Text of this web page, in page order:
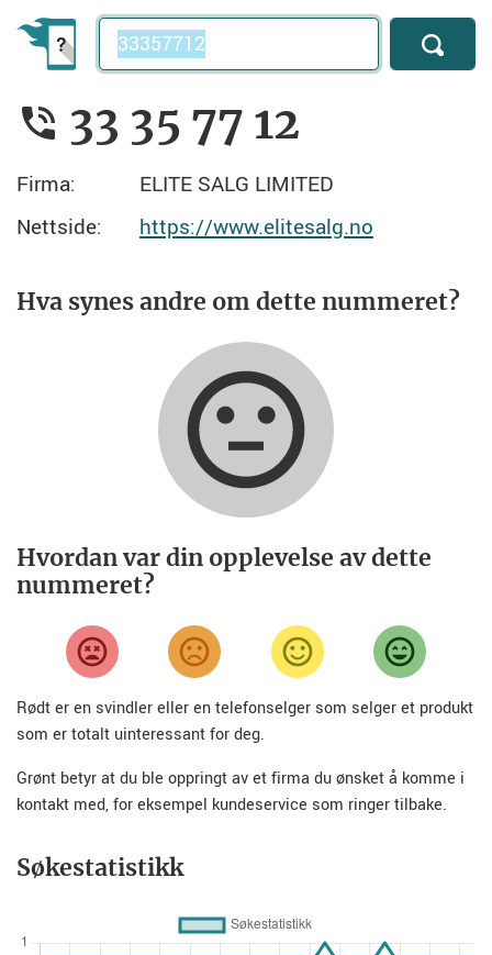
Telefonnummer
33 35 77 12
Firma:
ELITE SALG LIMITED
Nettside:
https://www.elitesalg.no
Hva synes andre om dette nummeret?
Hvordan var din opplevelse av dette
nummeret?
Rødt er en svindler eller en telefonselger som selger et produkt
som er totalt uinteressant for deg.
Grønt betyr at du ble oppringt av et firma du ønsket å komme i
kontakt med, for eksempel kundeservice som ringer tilbake.
Søkestatistikk